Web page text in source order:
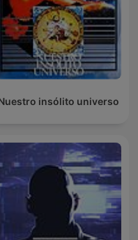
insólito universo